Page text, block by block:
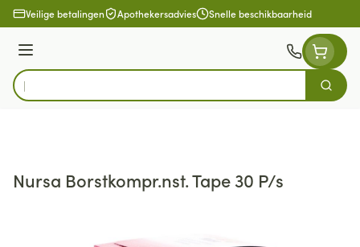
Ga naar de inhoud
Veilige betalingen Apothekersadvies Snelle beschikbaarheid
Menu
Product, merk, categorie...
Zoek
Nursa Borstkompr.nst. Tape 30 P/s